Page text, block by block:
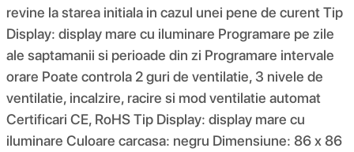
revine la starea initiala in cazul unei pene de curent Tip
Display: display mare cu iluminare Programare pe zile
ale saptamanii si perioade din zi Programare intervale
orare Poate controla 2 guri de ventilatie, 3 nivele de
ventilatie, incalzire, racire si mod ventilatie automat
Certificari CE, RoHS Tip Display: display mare cu
iluminare Culoare carcasa: negru Dimensiune: 86 x 86